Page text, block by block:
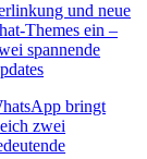
und neue
Themes ein –
spannende
bringt
zwei